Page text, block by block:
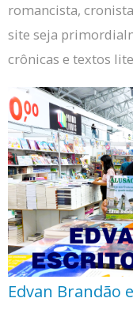
romancista,
site seja
crônicas e textos
Edvan Brandão